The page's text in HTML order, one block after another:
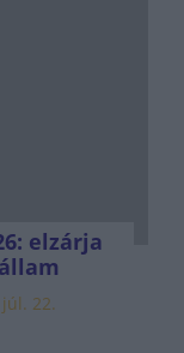
elzárja
22.